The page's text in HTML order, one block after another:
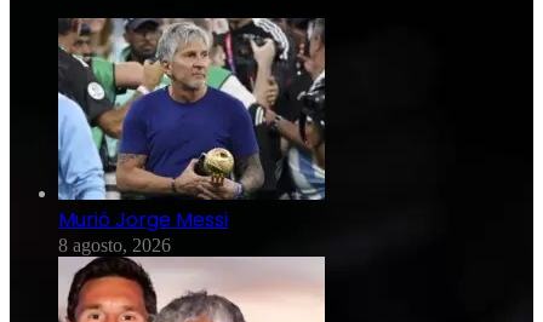
Murió Jorge Messi
8 agosto, 2026